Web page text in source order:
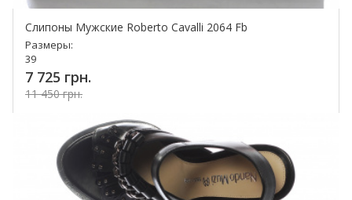
Слипоны Мужские Roberto Cavalli 2064 Fb
Размеры:
39
7 725 грн.
11 450 грн.
Купить!